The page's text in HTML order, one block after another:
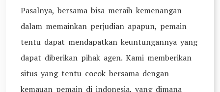
Pasalnya, bersama bisa meraih kemenangan
dalam memainkan perjudian apapun, pemain
tentu dapat mendapatkan keuntungannya yang
dapat diberikan pihak agen. Kami memberikan
situs yang tentu cocok bersama dengan
kemauan pemain di indonesia, yang dimana